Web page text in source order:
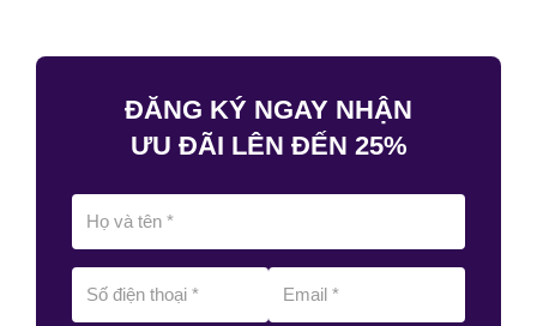
ĐĂNG KÝ NGAY NHẬN
ƯU ĐÃI LÊN ĐẾN 25%